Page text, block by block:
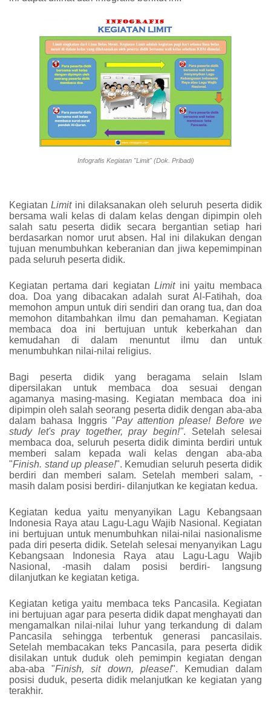
Infografis Kegiatan "Limit" (Dok. Pribadi)
KegiatanLimitini dilaksanakan oleh seluruh peserta didik
bersama wali kelas di dalam kelas dengan dipimpin oleh
salah satu peserta didik secara bergantian setiap hari
berdasarkan nomor urut absen. Hal ini dilakukan dengan
tujuan menumbuhkan keberanian dan jiwa kepemimpinan
pada seluruh peserta didik.
Kegiatan pertama dari kegiatanLimitini yaitu membaca
doa. Doa yang dibacakan adalah surat Al-Fatihah, doa
memohon ampun untuk diri sendiri dan orang tua, dan doa
memohon ditambahkan ilmu dan pemahaman. Kegiatan
membaca doa ini bertujuan untuk keberkahan dan
kemudahan di dalam menuntut ilmu dan untuk
menumbuhkan nilai-nilai religius.
Bagi peserta didik yang beragama selain Islam
dipersilakan untuk membaca doa sesuai dengan
agamanya masing-masing. Kegiatan membaca doa ini
dipimpin oleh salah seorang peserta didik dengan aba-aba
dalam bahasa Inggris "Pay attention please! Before we
study let's pray together, pray begin!". Setelah selesai
membaca doa, seluruh peserta didik diminta berdiri untuk
memberi salam kepada wali kelas dengan aba-aba
"Finish. stand up please!". Kemudian seluruh peserta didik
berdiri dan memberi salam. Setelah memberi salam, -
masih dalam posisi berdiri- dilanjutkan ke kegiatan kedua.
Kegiatan kedua yaitu menyanyikan Lagu Kebangsaan
Indonesia Raya atau Lagu-Lagu Wajib Nasional. Kegiatan
ini bertujuan untuk menumbuhkan nilai-nilai nasionalisme
pada diri peserta didik. Setelah selesai menyanyikan Lagu
Kebangsaan Indonesia Raya atau Lagu-Lagu Wajib
Nasional, -masih dalam posisi berdiri- langsung
dilanjutkan ke kegiatan ketiga.
Kegiatan ketiga yaitu membaca teks Pancasila. Kegiatan
ini bertujuan agar para peserta didik dapat menghayati dan
mengamalkan nilai-nilai luhur yang terkandung di dalam
Pancasila sehingga terbentuk generasi pancasilais.
Setelah membacakan teks Pancasila, para peserta didik
disilakan untuk duduk oleh pemimpin kegiatan dengan
aba-aba "Finish, sit down, please!". Kemudian dalam
posisi duduk, peserta didik melanjutkan ke kegiatan yang
terakhir.